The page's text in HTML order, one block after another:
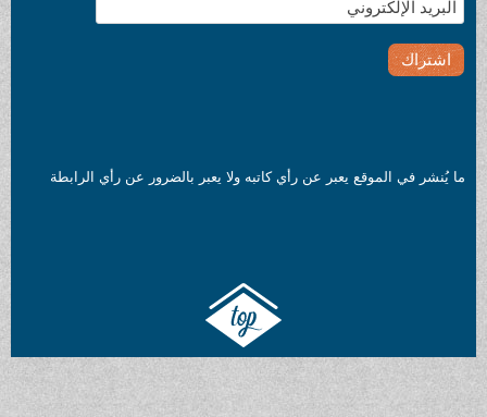
ما يُنشر في الموقع يعبر عن رأي كاتبه ولا يعبر بالضرور عن رأي الرابطة